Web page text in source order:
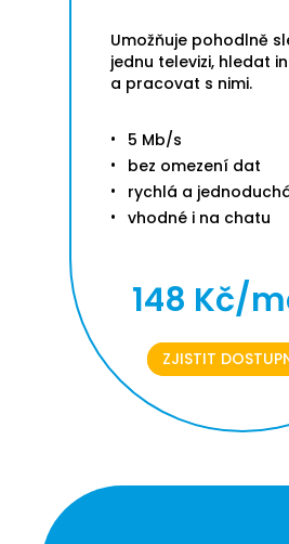
Umožňuje pohodlně
jednu televizi, hledat
a pracovat s nimi.
5 Mb/s
bez omezení dat
rychlá a
vhodné i na chatu
148 Kč/
ZJISTIT